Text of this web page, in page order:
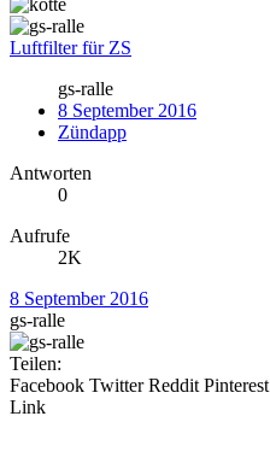
Luftfilter für ZS
gs-ralle
8 September 2016
Zündapp
Antworten
0
Aufrufe
2K
8 September 2016
gs-ralle
Teilen:
Facebook Twitter Reddit Pinterest
Link